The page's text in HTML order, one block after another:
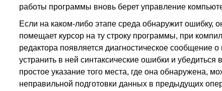
работы программы вновь берет управление
Если на каком-либо этапе среда обнаружит ошибку,
помещает курсор на ту строку программы, при
редактора появляется диагностическое сообщение
устранить в ней синтаксические ошибки и
простое указание того места, где она обнаружена,
неправильной подготовки данных в предыдущих